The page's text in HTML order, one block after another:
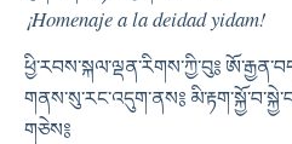
¡Homenaje a la deidad yidam!
ཕྱི་རབས་སྐལ་ལྡན་རིགས་ཀྱི་བུ༔
གནས་སུ་རང་འདུག་ནས༔
གཅེས༔